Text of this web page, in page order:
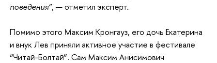
поведения”, — отметил эксперт.
Помимо этого Максим Кронгауз, его дочь Екатерина
и внук Лев приняли активное участие в фестивале
“Читай-Болтай”. Сам Максим Анисимович